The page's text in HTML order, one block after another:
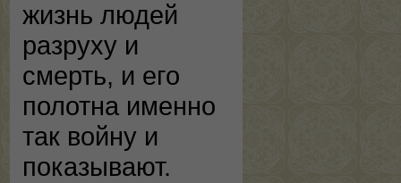
жизнь людей
разруху и
смерть, и его
полотна именно
так войну и
показывают.